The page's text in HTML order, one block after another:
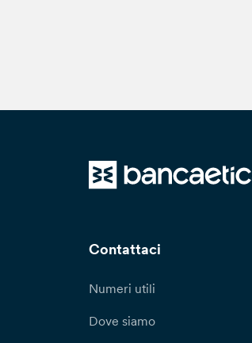
Contattaci
Numeri utili
Dove siamo